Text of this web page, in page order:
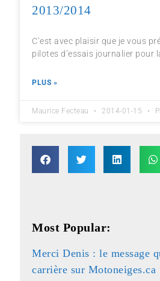
2013/2014
C’est avec plaisir que je vous
pilotes d’essais journalier pour
PLUS »
Maurice Fecteau 2014-01-15
Most Popular:
Merci Denis : le message
carrière sur Motoneiges.ca